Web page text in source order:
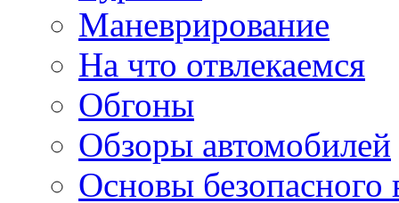
Маневрирование
На что отвлекаемся
Обгоны
Обзоры автомобилей
Основы безопасного